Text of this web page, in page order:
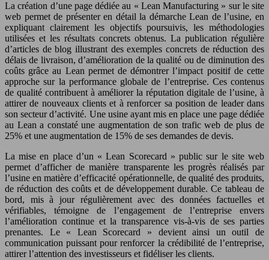
La création d’une page dédiée au « Lean Manufacturing » sur le site
web permet de présenter en détail la démarche Lean de l’usine, en
expliquant clairement les objectifs poursuivis, les méthodologies
utilisées et les résultats concrets obtenus. La publication régulière
d’articles de blog illustrant des exemples concrets de réduction des
délais de livraison, d’amélioration de la qualité ou de diminution des
coûts grâce au Lean permet de démontrer l’impact positif de cette
approche sur la performance globale de l’entreprise. Ces contenus
de qualité contribuent à améliorer la réputation digitale de l’usine, à
attirer de nouveaux clients et à renforcer sa position de leader dans
son secteur d’activité. Une usine ayant mis en place une page dédiée
au Lean a constaté une augmentation de son trafic web de plus de
25% et une augmentation de 15% de ses demandes de devis.
La mise en place d’un « Lean Scorecard » public sur le site web
permet d’afficher de manière transparente les progrès réalisés par
l’usine en matière d’efficacité opérationnelle, de qualité des produits,
de réduction des coûts et de développement durable. Ce tableau de
bord, mis à jour régulièrement avec des données factuelles et
vérifiables, témoigne de l’engagement de l’entreprise envers
l’amélioration continue et la transparence vis-à-vis de ses parties
prenantes. Le « Lean Scorecard » devient ainsi un outil de
communication puissant pour renforcer la crédibilité de l’entreprise,
attirer l’attention des investisseurs et fidéliser les clients.